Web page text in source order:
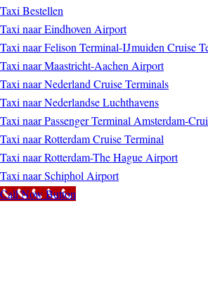
Taxi Bestellen
Taxi naar Eindhoven Airport
Taxi naar Felison Terminal-IJmuiden Cruise
Taxi naar Maastricht-Aachen Airport
Taxi naar Nederland Cruise Terminals
Taxi naar Nederlandse Luchthavens
Taxi naar Passenger Terminal Amsterdam-
Taxi naar Rotterdam Cruise Terminal
Taxi naar Rotterdam-The Hague Airport
Taxi naar Schiphol Airport
Call Now Button